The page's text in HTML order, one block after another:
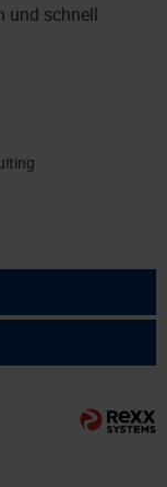
und schnell